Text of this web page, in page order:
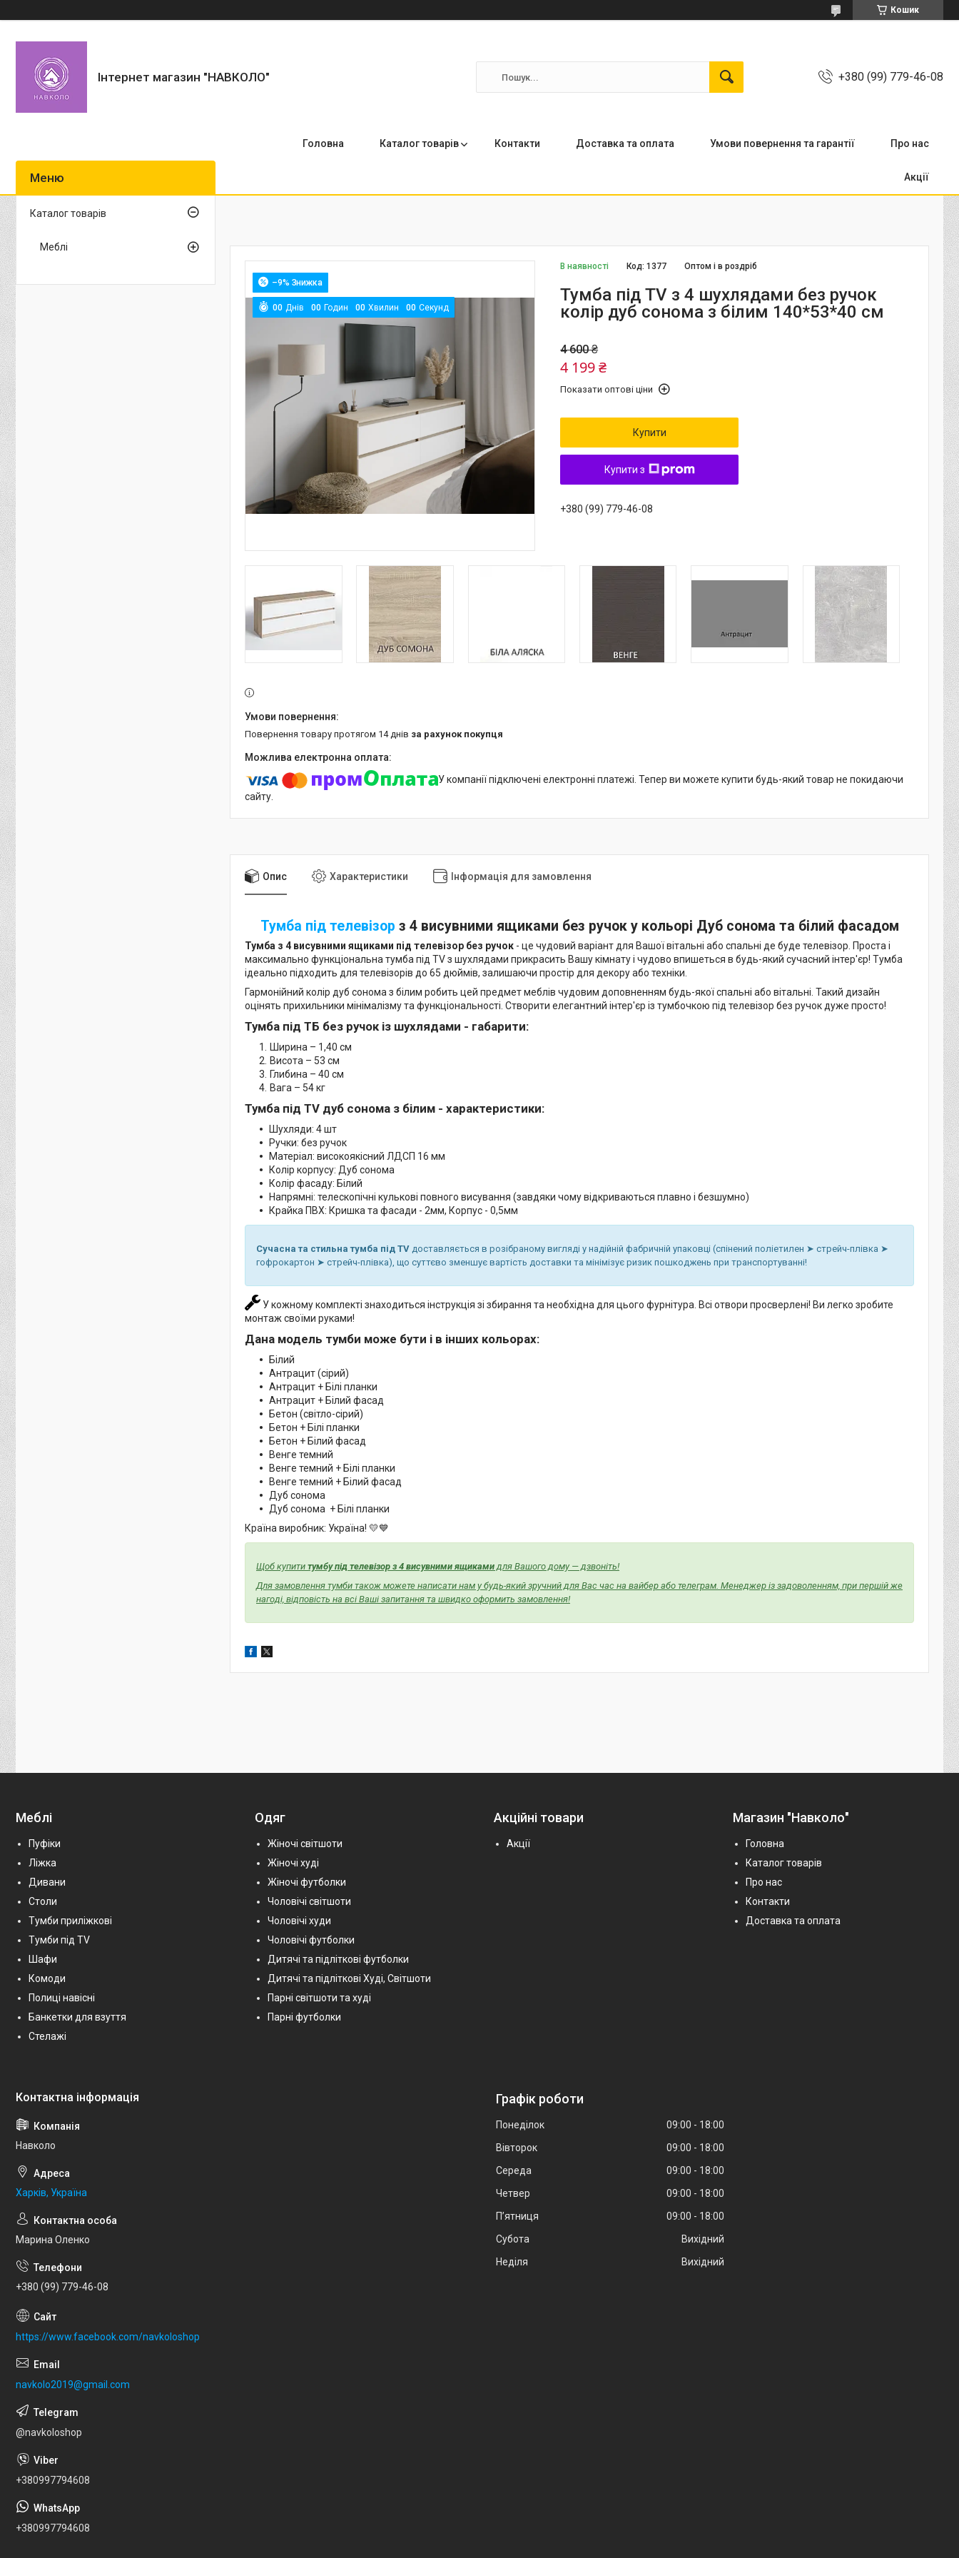
Кошик
Інтернет магазин "НАВКОЛО" +380 (99) 779-46-08
Головна Каталог товарів Контакти Доставка та оплата Умови повернення та гарантії Про нас
Акції
–9%
00 Днів 00 Годин 00 Хвилин 00 Секунд
В наявності Оптом і в роздріб
Код:1377
Тумба під ТV з 4 шухлядами без ручок
колір дуб сонома з білим 140*53*40 см
4 600 ₴
4 199 ₴
Показати оптові ціни
Купити
Купити з
+380 (99) 779-46-08
повернення товару протягом 14 днів за рахунок покупця
У компанії підключені електронні платежі. Тепер ви можете купити будь-який товар не покидаючи
сайту.
Опис Характеристики Інформація для замовлення
Тумба під телевізор з 4 висувними ящиками без ручок у кольорі Дуб сонома та білий фасадом
Тумба з 4 висувними ящиками під телевізор без ручок - це чудовий варіант для Вашої вітальні або спальні де буде телевізор. Проста і
максимально функціональна тумба під TV з шухлядами прикрасить Вашу кімнату і чудово впишеться в будь-який сучасний інтер'єр! Тумба
ідеально підходить для телевізорів до 65 дюймів, залишаючи простір для декору або техніки.
Гармонійний колір дуб сонома з білим робить цей предмет меблів чудовим доповненням будь-якої спальні або вітальні. Такий дизайн
оцінять прихильники мінімалізму та функціональності. Створити елегантний інтер'єр із тумбочкою під телевізор без ручок дуже просто!
Тумба під ТБ без ручок із шухлядами - габарити:
Ширина – 1,40 см
Висота – 53 см
Глибина – 40 см
Вага – 54 кг
Тумба під TV дуб сонома з білим - характеристики:
Шухляди: 4 шт
Ручки: без ручок
Матеріал: високоякісний ЛДСП 16 мм
Колір корпусу: Дуб сонома
Колір фасаду: Білий
Напрямні: телескопічні кулькові повного висування (завдяки чому відкриваються плавно і безшумно)
Крайка ПВХ: Кришка та фасади - 2мм, Корпус - 0,5мм
Сучасна та стильна тумба під TV доставляється в розібраному вигляді у надійній фабричній упаковці (спінений поліетилен ➤ стрейч-плівка ➤
гофрокартон ➤ стрейч-плівка), що суттєво зменшує вартість доставки та мінімізує ризик пошкоджень при транспортуванні!
У кожному комплекті знаходиться інструкція зі збирання та необхідна для цього фурнітура. Всі отвори просверлені! Ви легко зробите
монтаж своїми руками!
Дана модель тумби може бути і в інших кольорах:
Білий
Антрацит (сірий)
Антрацит + Білі планки
Антрацит + Білий фасад
Бетон (світло-сірий)
Бетон + Білі планки
Бетон + Білий фасад
Венге темний
Венге темний + Білі планки
Венге темний + Білий фасад
Дуб сонома
Дуб сонома + Білі планки
Країна виробник: Україна! 💛💙
Щоб купити тумбу під телевізор з 4 висувними ящиками для Вашого дому — дзвоніть!
Для замовлення тумби також можете написати нам у будь-який зручний для Вас час на вайбер або телеграм. Менеджер із задоволенням, при першій же
нагоді, відповість на всі Ваші запитання та швидко оформить замовлення!
Каталог товарів
Меблі
Меблі
Пуфіки
Ліжка
Дивани
Столи
Тумби приліжкові
Тумби під TV
Шафи
Комоди
Полиці навісні
Банкетки для взуття
Стелажі
Одяг
Жіночі світшоти
Жіночі худі
Жіночі футболки
Чоловічі світшоти
Чоловічі худи
Чоловічі футболки
Дитячі та підліткові футболки
Дитячі та підліткові Худі, Світшоти
Парні світшоти та худі
Парні футболки
Акційні товари
Акції
Магазин "Навколо"
Головна
Каталог товарів
Про нас
Контакти
Доставка та оплата
Навколо
Харків, Україна
Марина Оленко
+380 (99) 779-46-08
https://www.facebook.com/navkoloshop
navkolo2019@gmail.com
@navkoloshop
+380997794608
+380997794608
Графік роботи
Понеділок 09:00
18:00
Вівторок
09:00
18:00
Середа
09:00
18:00
Четвер
09:00
18:00
Пʼятниця
09:00
18:00
Субота
Вихідний
Неділя
Вихідний